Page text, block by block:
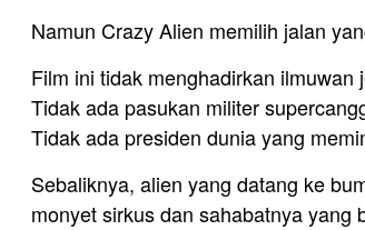
Namun Crazy Alien memilih jalan
Film ini tidak menghadirkan ilmuwan
Tidak ada pasukan militer
Tidak ada presiden dunia yang
Sebaliknya, alien yang datang ke
monyet sirkus dan sahabatnya yang